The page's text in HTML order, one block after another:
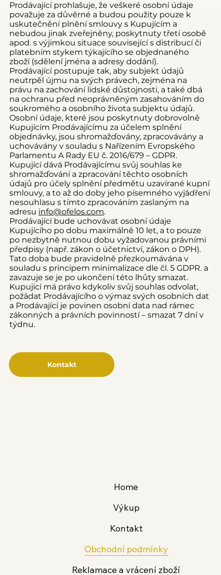
Prodávající prohlašuje, že veškeré osobní údaje
považuje za důvěrné a budou použity pouze k
uskutečnění plnění smlouvy s Kupujícím a
nebudou jinak zveřejněny, poskytnuty třetí osobě
apod. s výjimkou situace související s distribucí či
platebním stykem týkajícího se objednaného
zboží (sdělení jména a adresy dodání).
Prodávající postupuje tak, aby subjekt údajů
neutrpěl újmu na svých právech, zejména na
právu na zachování lidské důstojnosti, a také dbá
na ochranu před neoprávněným zasahováním do
soukromého a osobního života subjektu údajů.
Osobní údaje, které jsou poskytnuty dobrovolně
Kupujícím Prodávajícímu za účelem splnění
objednávky, jsou shromažďovány, zpracovávány a
uchovávány v souladu s Nařízením Evropského
Parlamentu A Rady EU č. 2016/679 – GDPR.
Kupující dává Prodávajícímu svůj souhlas ke
shromažďování a zpracování těchto osobních
údajů pro účely splnění předmětu uzavírané kupní
smlouvy, a to až do doby jeho písemného vyjádření
nesouhlasu s tímto zpracováním zaslaným na
adresu info@ofelos.com.
Prodávající bude uchovávat osobní údaje
Kupujícího po dobu maximálně 10 let, a to pouze
po nezbytně nutnou dobu vyžadovanou právními
předpisy (např. zákon o účetnictví, zákon o DPH).
Tato doba bude pravidelně přezkoumávána v
souladu s principem minimalizace dle čl. 5 GDPR. a
zavazuje se je po ukončení této lhůty smazat.
Kupující má právo kdykoliv svůj souhlas odvolat,
požádat Prodávajícího o výmaz svých osobních dat
a Prodávající je povinen osobní data nad rámec
zákonných a právních povinností – smazat 7 dní v
týdnu.
Kontakt
Home
Výkup
Kontakt
Obchodní podmínky
Reklamace a vrácení zboží